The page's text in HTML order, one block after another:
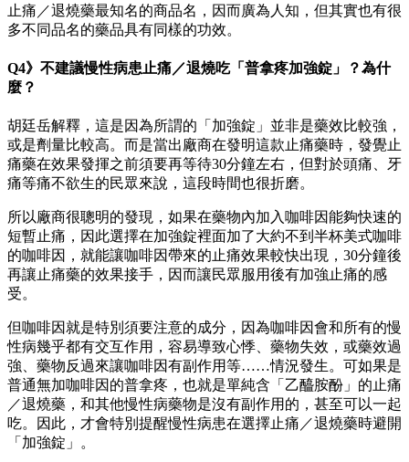
止痛／退燒藥最知名的商品名，因而廣為人知，但其實也有很
多不同品名的藥品具有同樣的功效。
Q4》不建議慢性病患止痛／退燒吃「普拿疼加強錠」？為什
麼？
胡廷岳解釋，這是因為所謂的「加強錠」並非是藥效比較強，
或是劑量比較高。而是當出廠商在發明這款止痛藥時，發覺止
痛藥在效果發揮之前須要再等待30分鐘左右，但對於頭痛、牙
痛等痛不欲生的民眾來說，這段時間也很折磨。
所以廠商很聰明的發現，如果在藥物內加入咖啡因能夠快速的
短暫止痛，因此選擇在加強錠裡面加了大約不到半杯美式咖啡
的咖啡因，就能讓咖啡因帶來的止痛效果較快出現，30分鐘後
再讓止痛藥的效果接手，因而讓民眾服用後有加強止痛的感
受。
但咖啡因就是特別須要注意的成分，因為咖啡因會和所有的慢
性病幾乎都有交互作用，容易導致心悸、藥物失效，或藥效過
強、藥物反過來讓咖啡因有副作用等……情況發生。可如果是
普通無加咖啡因的普拿疼，也就是單純含「乙醯胺酚」的止痛
／退燒藥，和其他慢性病藥物是沒有副作用的，甚至可以一起
吃。因此，才會特別提醒慢性病患在選擇止痛／退燒藥時避開
「加強錠」。